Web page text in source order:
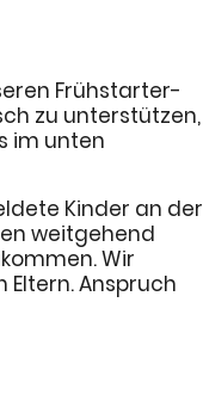
Frühstarter-
zu unterstützen,
im unten
Kinder an der
weitgehend
Wir
Anspruch